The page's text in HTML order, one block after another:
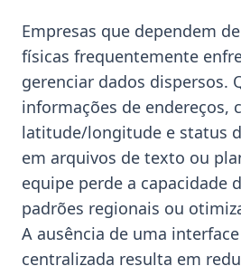
Empresas que dependem
físicas frequentemente
gerenciar dados dispersos.
informações de endereços,
latitude/longitude e status
em arquivos de texto ou
equipe perde a capacidade
padrões regionais ou
A ausência de uma
centralizada resulta em